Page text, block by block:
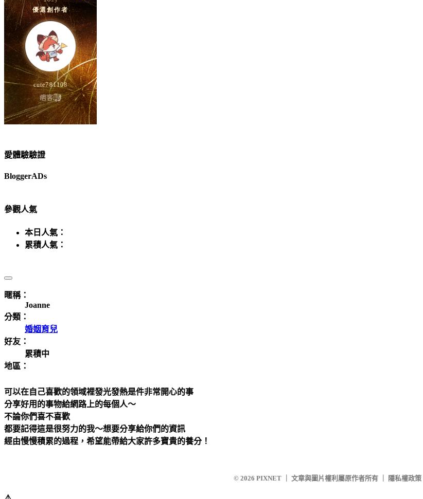
愛體驗驗證
BloggerADs
參觀人氣
本日人氣：
累積人氣：
暱稱：
Joanne
分類：
婚姻育兒
好友：
累積中
地區：
可以在自己喜歡的領域裡發光發熱是件非常開心的事
分享好用的事物給網路上的每個人～
不論你們喜不喜歡
都要記得這是很努力的我～想要分享給你們的資訊
經由慢慢積累的過程，希望能帶給大家許多寶貴的養分！
© 2026 PIXNET 文章與圖片權利屬原作者所有 隱私權政策